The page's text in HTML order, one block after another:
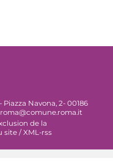
Piazza Navona, 2- 00186
de la
site / XML-rss